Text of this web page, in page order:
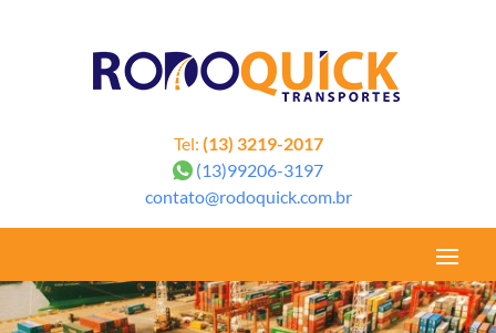
Tel: (13) 3219-2017
(13)99206-3197
contato@rodoquick.com.br